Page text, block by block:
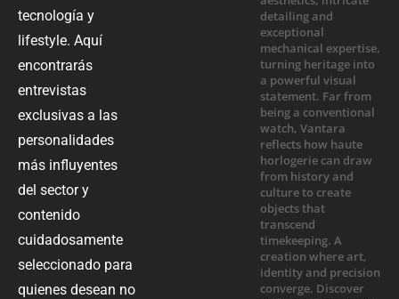
tecnología y
lifestyle. Aquí
encontrarás
entrevistas
exclusivas a las
personalidades
más influyentes
del sector y
contenido
cuidadosamente
seleccionado para
quienes desean no